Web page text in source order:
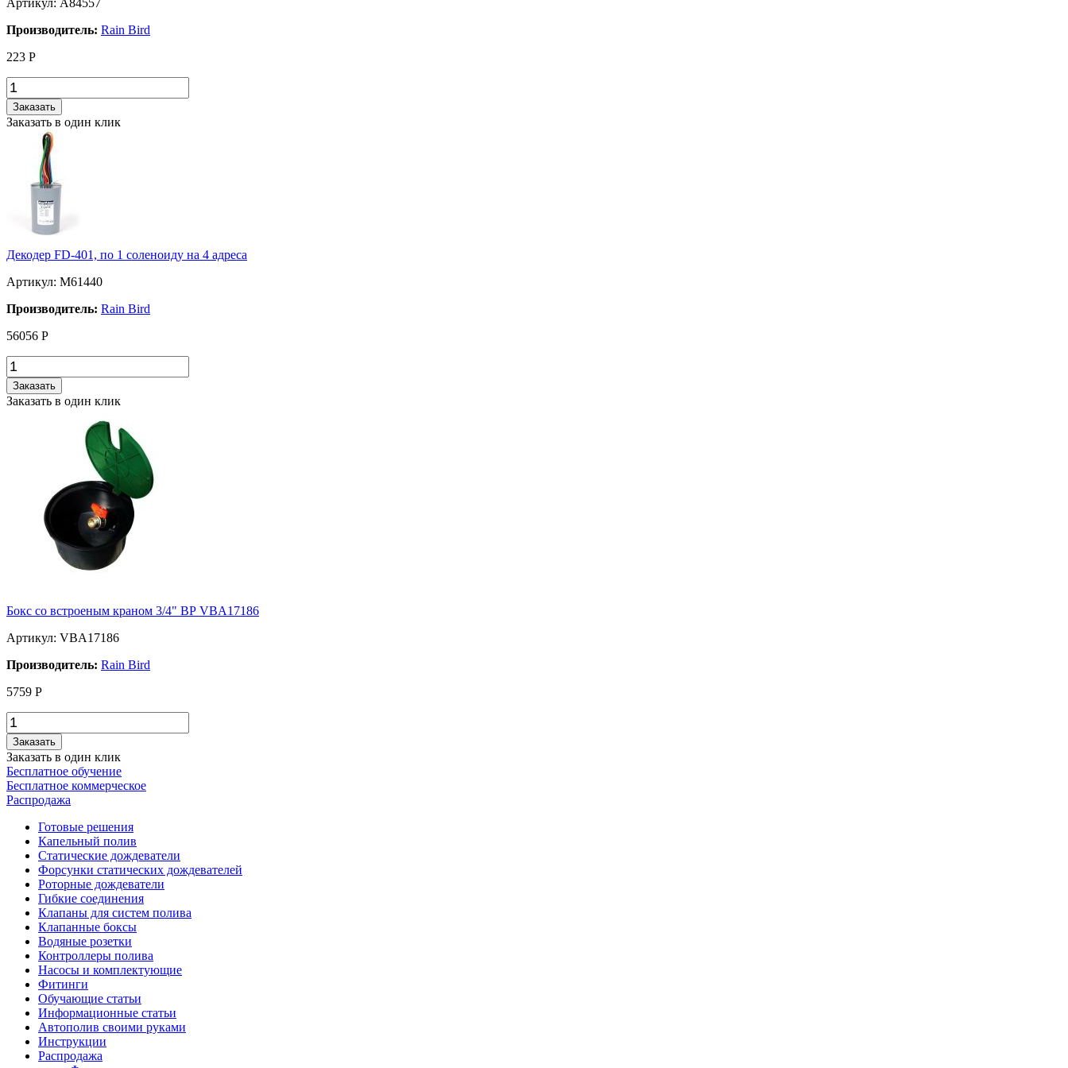
Производитель: Rain Bird
223 Р
Заказать
Заказать в один клик
Декодер FD-401, по 1 соленоиду на 4 адреса
Артикул: M61440
Производитель: Rain Bird
56056 Р
Заказать
Заказать в один клик
Бокс со встроеным краном 3/4" ВР VBA17186
Артикул: VBA17186
Производитель: Rain Bird
5759 Р
Заказать
Заказать в один клик
Бесплатное обучение
Бесплатное коммерческое
Распродажа
Готовые решения
Капельный полив
Статические дождеватели
Форсунки статических дождевателей
Роторные дождеватели
Гибкие соединения
Клапаны для систем полива
Клапанные боксы
Водяные розетки
Контроллеры полива
Насосы и комплектующие
Фитинги
Обучающие статьи
Информационные статьи
Автополив своими руками
Инструкции
Распродажа